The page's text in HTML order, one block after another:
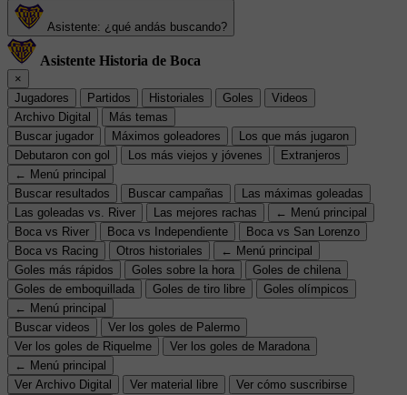
Asistente: ¿qué andás buscando?
Asistente Historia de Boca
×
Jugadores
Partidos Historiales Goles
Videos
Archivo Digital
Más temas
Buscar jugador
Máximos goleadores
Los que más jugaron
Debutaron con gol
Los más viejos y jóvenes
Extranjeros
← Menú principal
Buscar resultados
Buscar campañas
Las máximas goleadas
Las goleadas vs. River
Las mejores rachas
← Menú principal
Boca vs River
Boca vs Independiente
Boca vs San Lorenzo
Boca vs Racing
Otros historiales
← Menú principal
Goles más rápidos
Goles sobre la hora
Goles de chilena
Goles de emboquillada
Goles de tiro libre
Goles olímpicos
← Menú principal
Buscar videos
Ver los goles de Palermo
Ver los goles de Riquelme
Ver los goles de Maradona
← Menú principal
Ver Archivo Digital
Ver material libre
Ver cómo suscribirse